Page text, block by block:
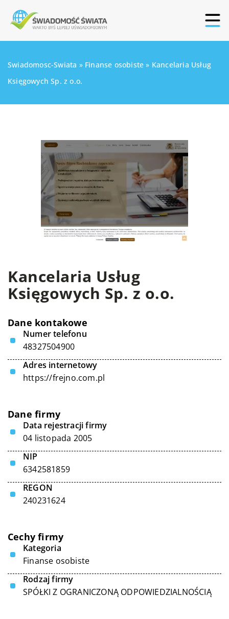
Swiadomosc-Swiata » Finanse osobiste » Kancelaria Usług
Księgowych Sp. z o.o.
Kancelaria Usług
Księgowych Sp. z o.o.
Dane kontakowe
Numer telefonu
48327504900
Adres internetowy
https://frejno.com.pl
Dane firmy
Data rejestracji firmy
04 listopada 2005
NIP
6342581859
REGON
240231624
Cechy firmy
Kategoria
Finanse osobiste
Rodzaj firmy
SPÓŁKI Z OGRANICZONĄ ODPOWIEDZIALNOŚCIĄ